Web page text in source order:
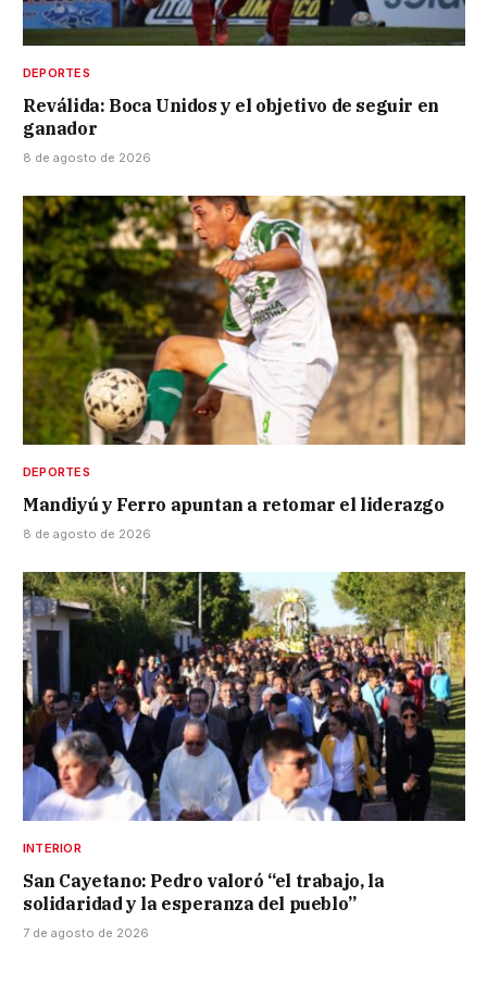
DEPORTES
Reválida: Boca Unidos y el objetivo de seguir en
ganador
8 de agosto de 2026
DEPORTES
Mandiyú y Ferro apuntan a retomar el liderazgo
8 de agosto de 2026
INTERIOR
San Cayetano: Pedro valoró “el trabajo, la
solidaridad y la esperanza del pueblo”
7 de agosto de 2026